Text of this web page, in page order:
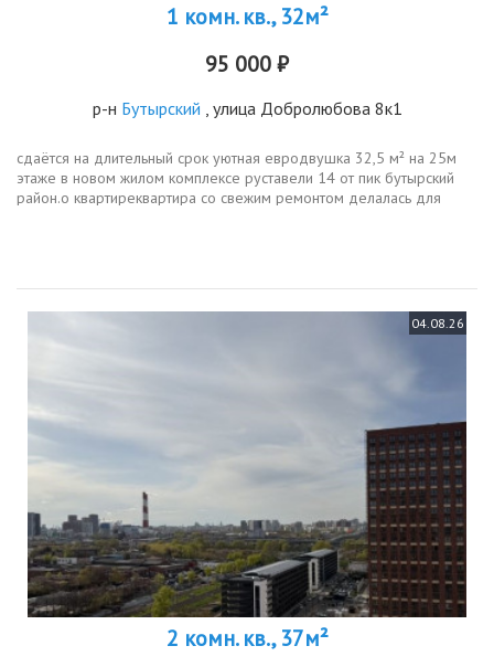
1 комн. кв., 32м²
95 000 ₽
р-н Бутырский , улица Добролюбова 8к1
сдаётся на длительный срок уютная евродвушка 32,5 м² на 25м
этаже в новом жилом комплексе руставели 14 от пик бутырский
район.о квартиреквартира со свежим ремонтом делалась для
04.08.26
2 комн. кв., 37м²